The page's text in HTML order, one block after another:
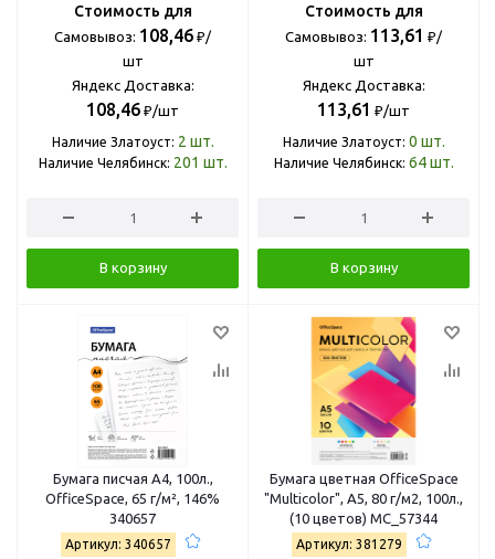
Стоимость для
Самовывоз: 108,46 ₽/
шт
Яндекс Доставка:
108,46 ₽/шт
Наличие Златоуст: 2 шт.
Наличие Челябинск: 201 шт.
В корзину
Стоимость для
Самовывоз: 113,61 ₽/
шт
Яндекс Доставка:
113,61 ₽/шт
Наличие Златоуст: 0 шт.
Наличие Челябинск: 64 шт.
В корзину
Бумага писчая А4, 100л.,
OfficeSpace, 65 г/м², 146%
340657
Артикул: 340657
Бумага цветная OfficeSpace
"Multicolor", A5, 80 г/м2, 100л.,
(10 цветов) MC_57344
Артикул: 381279